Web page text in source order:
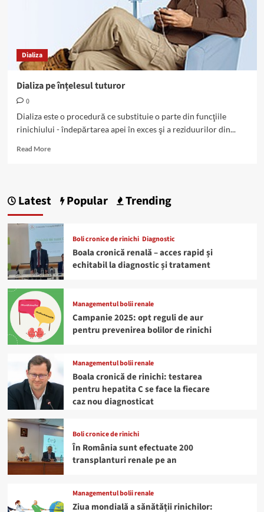
Dializa
Dializa pe înțelesul tuturor
0
Dializa este o procedură ce substituie o parte din funcţiile
rinichiului - îndepărtarea apei în exces şi a reziduurilor din...
Read MoreRead
înțelesul
Latest Popular Trending
Boli cronice de rinichi Diagnostic
Boala cronică renală – acces rapid și
echitabil la diagnostic și tratament
Managementul bolii renale
Campanie 2025: opt reguli de aur
pentru prevenirea bolilor de rinichi
Managementul bolii renale
Boala cronică de rinichi: testarea
pentru hepatita C se face la fiecare
caz nou diagnosticat
Boli cronice de rinichi
În România sunt efectuate 200
transplanturi renale pe an
Managementul bolii renale
Ziua mondială a sănătății rinichilor: